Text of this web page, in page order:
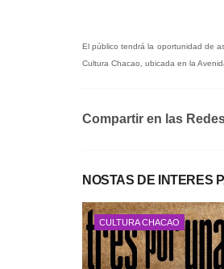
El público tendrá la oportunidad de
Cultura Chacao, ubicada en la
Compartir en las
NOSTAS DE INTERES
CULTURA CHACAO